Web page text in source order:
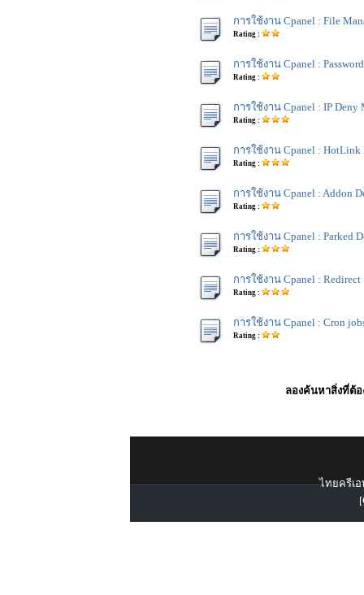
การใช้งาน Cpanel : File
Rating :
การใช้งาน Cpanel :
Rating :
การใช้งาน Cpanel : IP Deny
Rating :
การใช้งาน Cpanel : HotLink
Rating :
การใช้งาน Cpanel : Addon
Rating :
การใช้งาน Cpanel : Parked
Rating :
การใช้งาน Cpanel : Redirect
Rating :
การใช้งาน Cpanel : Cron
Rating :
ลองค้นหาสิ่งที่ต้อ
ไทยครีเอ
[